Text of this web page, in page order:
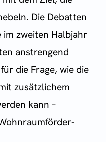
Die Debatten
im zweiten Halbjahr
anstrengend
die Frage, wie die
zusätzlichem
kann –